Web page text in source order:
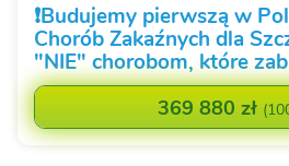
❗️Budujemy pierwszą w
Chorób Zakaźnych dla
"NIE" chorobom, które
369 880 zł (